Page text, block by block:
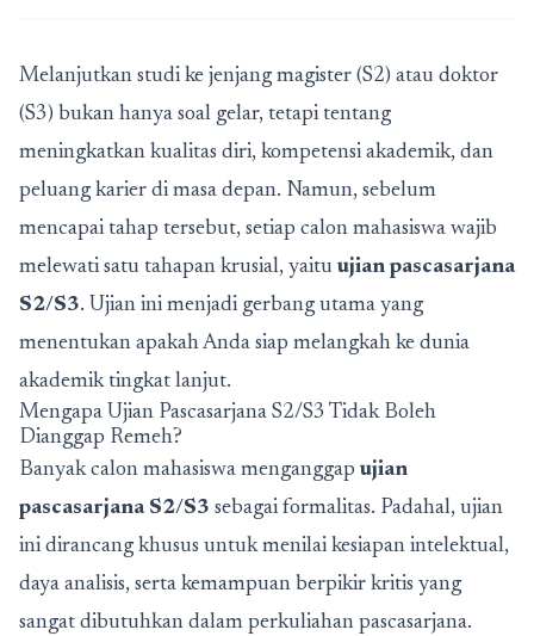
Melanjutkan studi ke jenjang magister (S2) atau doktor
(S3) bukan hanya soal gelar, tetapi tentang
meningkatkan kualitas diri, kompetensi akademik, dan
peluang karier di masa depan. Namun, sebelum
mencapai tahap tersebut, setiap calon mahasiswa wajib
melewati satu tahapan krusial, yaitu ujian pascasarjana
S2/S3. Ujian ini menjadi gerbang utama yang
menentukan apakah Anda siap melangkah ke dunia
akademik tingkat lanjut.
Mengapa Ujian Pascasarjana S2/S3 Tidak Boleh
Dianggap Remeh?
Banyak calon mahasiswa menganggap ujian
pascasarjana S2/S3 sebagai formalitas. Padahal, ujian
ini dirancang khusus untuk menilai kesiapan intelektual,
daya analisis, serta kemampuan berpikir kritis yang
sangat dibutuhkan dalam perkuliahan pascasarjana.